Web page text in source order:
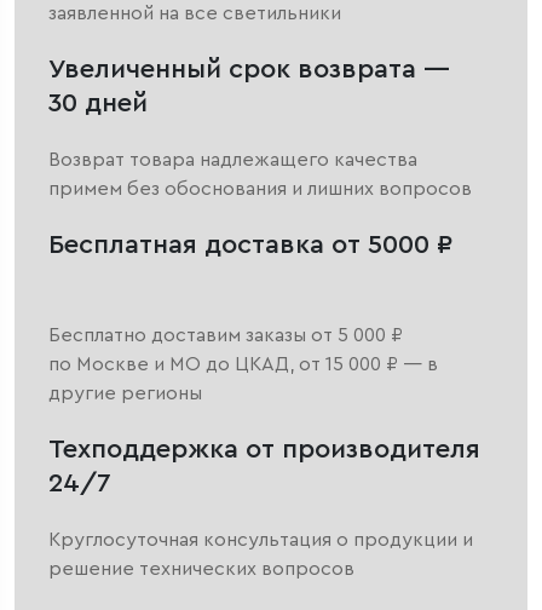
заявленной на все светильники
Увеличенный срок возврата —
30 дней
Возврат товара надлежащего качества
примем без обоснования и лишних вопросов
Бесплатная доставка от 5000 ₽
Бесплатно доставим заказы от 5 000 ₽
по Москве и МО до ЦКАД, от 15 000 ₽ — в
другие регионы
Техподдержка от производителя
24/7
Круглосуточная консультация о продукции и
решение технических вопросов